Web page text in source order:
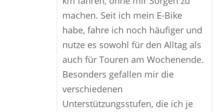
machen. Seit ich mein E-Bike
habe, fahre ich noch häufiger und
nutze es sowohl für den Alltag als
auch für Touren am Wochenende.
Besonders gefallen mir die
verschiedenen
Unterstützungsstufen, die ich je